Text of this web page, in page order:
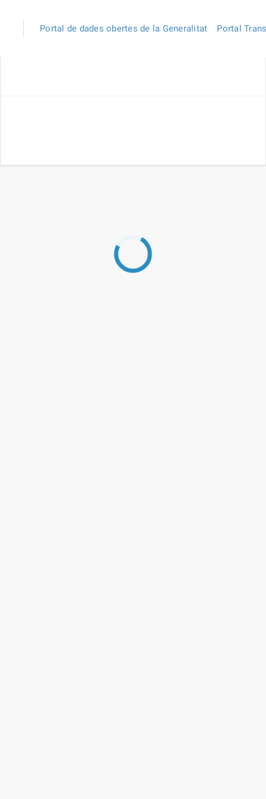
Portal de dades obertes de la Generalitat Portal